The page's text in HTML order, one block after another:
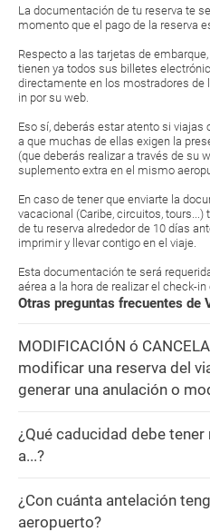
La documentación de tu reserva te
momento que el pago de la reserva
Respecto a las tarjetas de
tienen ya todos sus billetes
directamente en los mostradores de
in por su web.
Eso sí, deberás estar atento si
a que muchas de ellas exigen la
(que deberás realizar a través de su
suplemento extra en el mismo
En caso de tener que enviarte la
vacacional (Caribe, circuitos,
de tu reserva alrededor de 10 días
imprimir y llevar contigo en el viaje.
Esta documentación te será
aérea a la hora de realizar el check-in
Otras preguntas frecuentes de
MODIFICACIÓN ó
modificar una reserva del
generar una anulación o
¿Qué caducidad debe
a...?
¿Con cuánta antelación
aeropuerto?